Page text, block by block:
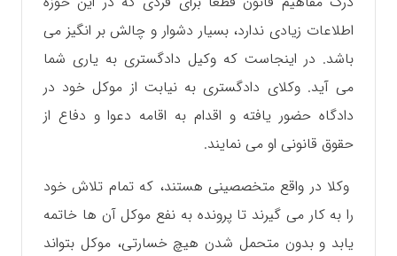
اطلاعات زیادی ندارد، بسیار دشوار و چالش بر انگیز می
باشد. در اینجاست که وکیل دادگستری به یاری شما
می آید. وکلای دادگستری به نیابت از موکل خود در
دادگاه حضور یافته و اقدام به اقامه دعوا و دفاع از
حقوق قانونی او می نمایند.
وکلا در واقع متخصصینی هستند، که تمام تلاش خود
را به کار می گیرند تا پرونده به نفع موکل آن ها خاتمه
یابد و بدون متحمل شدن هیچ خسارتی، موکل بتواند